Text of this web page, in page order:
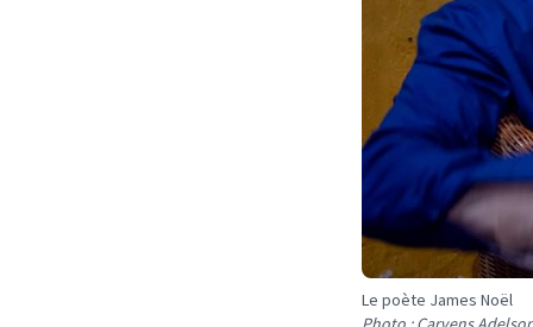
Le poète James Noël